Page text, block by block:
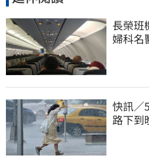
長榮班
婦科名
快訊
路下到